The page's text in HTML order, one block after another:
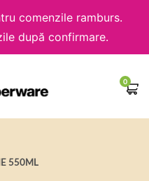
comenzile ramburs.
după confirmare.
0
550ML